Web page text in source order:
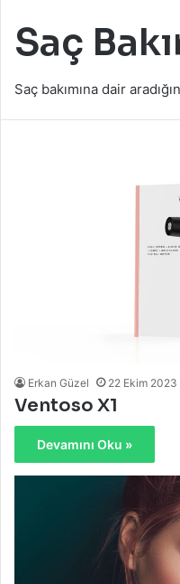
Saç
Saç bakımına dair
Erkan Güzel 22 Ekim 2023
Ventoso X1
Devamını Oku »